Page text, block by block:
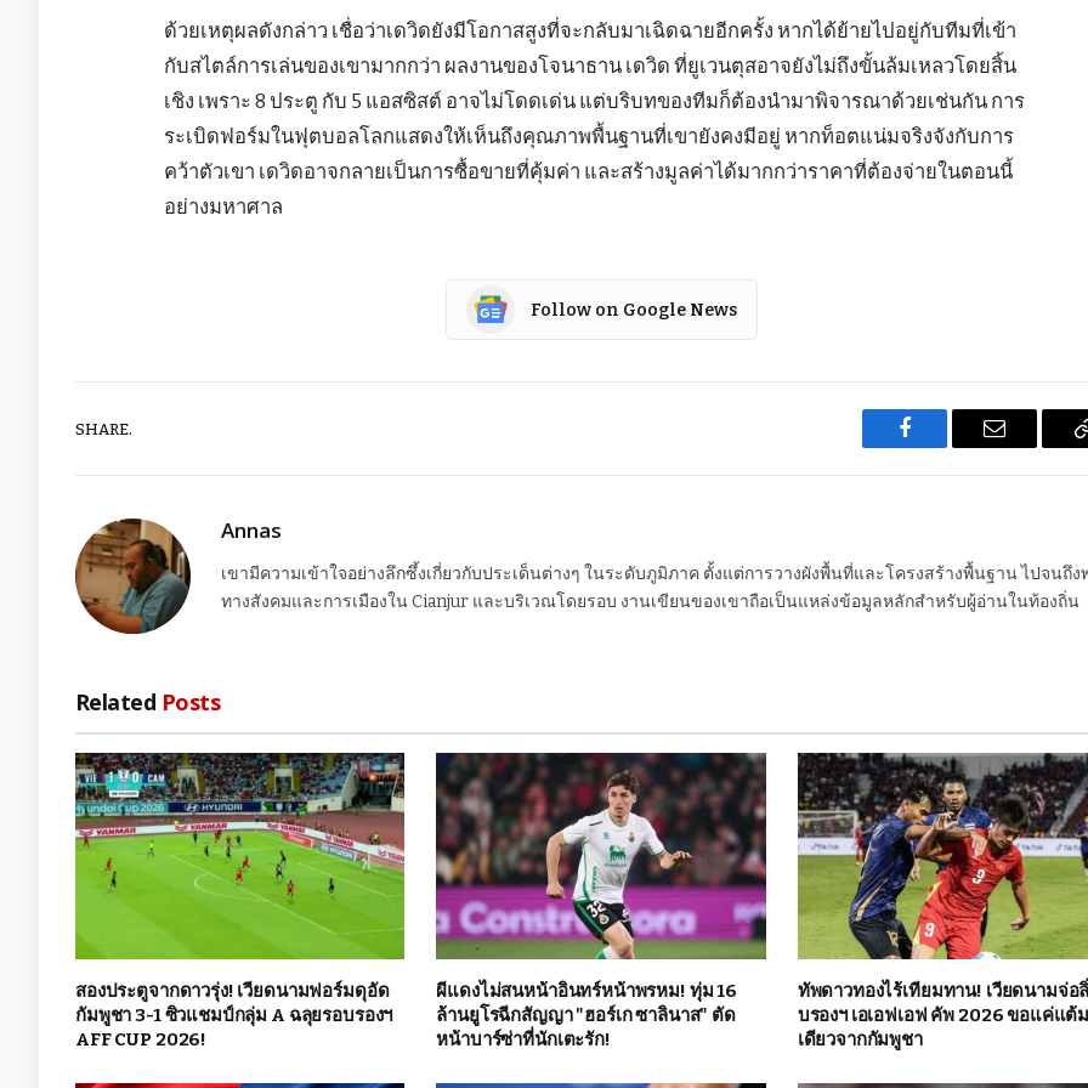
ด้วยเหตุผลดังกล่าว เชื่อว่าเดวิดยังมีโอกาสสูงที่จะกลับมาเฉิดฉายอีกครั้ง หากได้ย้ายไปอยู่กับทีมที่เข้า
กับสไตล์การเล่นของเขามากกว่า ผลงานของโจนาธาน เดวิด ที่ยูเวนตุสอาจยังไม่ถึงขั้นล้มเหลวโดยสิ้น
เชิง เพราะ 8 ประตู กับ 5 แอสซิสต์ อาจไม่โดดเด่น แต่บริบทของทีมก็ต้องนำมาพิจารณาด้วยเช่นกัน การ
ระเบิดฟอร์มในฟุตบอลโลกแสดงให้เห็นถึงคุณภาพพื้นฐานที่เขายังคงมีอยู่ หากท็อตแน่มจริงจังกับการ
คว้าตัวเขา เดวิดอาจกลายเป็นการซื้อขายที่คุ้มค่า และสร้างมูลค่าได้มากกว่าราคาที่ต้องจ่ายในตอนนี้
อย่างมหาศาล
Follow on Google News
SHARE.
Facebook Email
Annas
เขามีความเข้าใจอย่างลึกซึ้งเกี่ยวกับประเด็นต่างๆ ในระดับภูมิภาค ตั้งแต่การวางผังพื้นที่และโครงสร้างพื้นฐาน ไปจนถึง
ทางสังคมและการเมืองใน Cianjur และบริเวณโดยรอบ งานเขียนของเขาถือเป็นแหล่งข้อมูลหลักสำหรับผู้อ่านในท้องถิ่น
Related Posts
สองประตูจากดาวรุ่ง! เวียดนามฟอร์มดุอัด
กัมพูชา 3-1 ซิวแชมป์กลุ่ม A ฉลุยรอบรองฯ
AFF CUP 2026!
ผีแดงไม่สนหน้าอินทร์หน้าพรหม! ทุ่ม 16
ล้านยูโรฉีกสัญญา "ฮอร์เก ซาลินาส" ตัด
หน้าบาร์ซ่าที่นักเตะรัก!
ทัพดาวทองไร้เทียมทาน! เวียดนามจ่อ
บรองฯ เอเอฟเอฟ คัพ 2026 ขอแค่แต้ม
เดียวจากกัมพูชา